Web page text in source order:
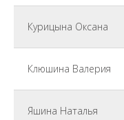
Курицына Оксана
Клюшина Валерия
Яшина Наталья